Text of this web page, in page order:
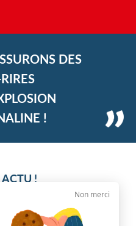
DES
!
!
Non merci